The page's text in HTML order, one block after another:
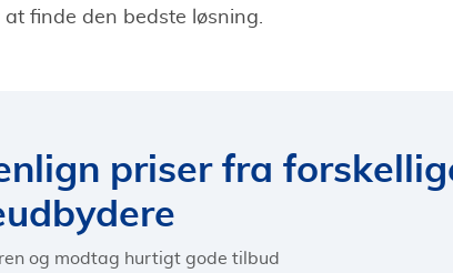
finde den bedste løsning.
priser fra
og modtag hurtigt gode tilbud